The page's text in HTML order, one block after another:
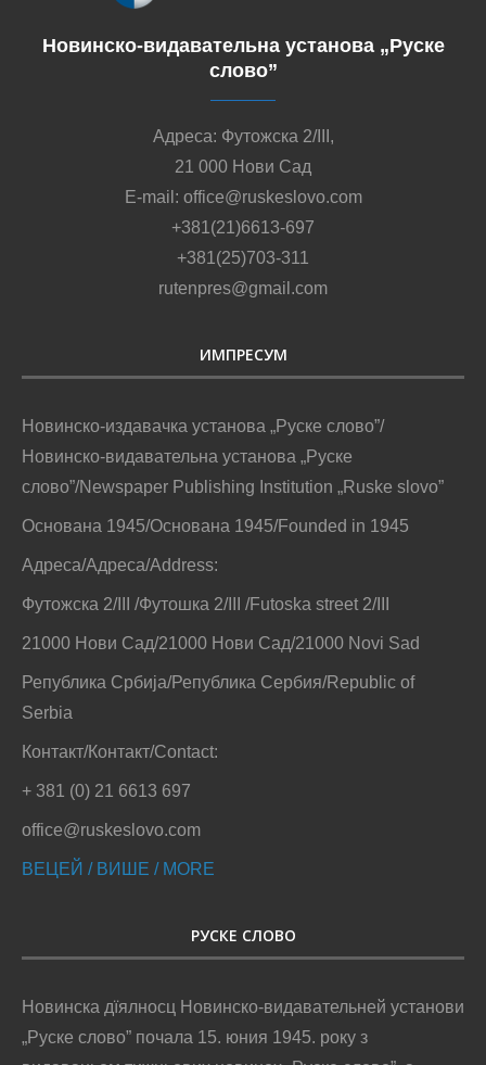
Новинско-видавательна установа „Руске
слово”
Адреса: Футожска 2/III,
21 000 Нови Сад
E-mail: office@ruskeslovo.com
+381(21)6613-697
+381(25)703-311
rutenpres@gmail.com
ИМПРЕСУМ
Новинско-издавачка установа „Руске слово”/
Новинско-видавательна установа „Руске
слово”/Newspaper Publishing Institution „Ruske slovo”
Основана 1945/Основана 1945/Founded in 1945
Адреса/Адреса/Address:
Футожска 2/III /Футошка 2/III /Futoska street 2/III
21000 Нови Сад/21000 Нови Сад/21000 Novi Sad
Република Србија/Република Сербия/Republic of
Serbia
Контакт/Контакт/Contact:
+ 381 (0) 21 6613 697
office@ruskeslovo.com
ВЕЦЕЙ / ВИШЕ / MORE
РУСКЕ СЛОВО
Новинска дїялносц Новинско-видавательней установи
„Руске слово” почала 15. юния 1945. року з